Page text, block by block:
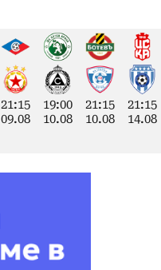
21:15
09.08
19:00
10.08
21:15
10.08
21:15
14.08